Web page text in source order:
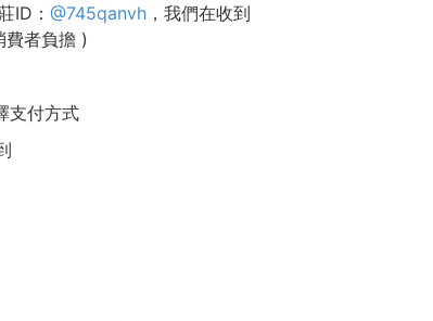
ID： @745qanvh，我們在收到
費者負擔 )
支付方式